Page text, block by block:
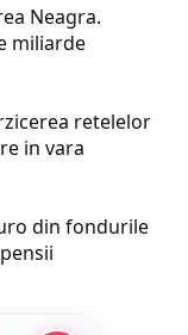
Neagra.
miliarde
retelelor
in vara
din fondurile